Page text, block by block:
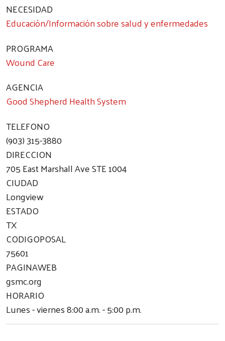
NECESIDAD
Educación/Información sobre salud y enfermedades
PROGRAMA
Wound Care
AGENCIA
Good Shepherd Health System
TELEFONO
(903) 315-3880
DIRECCION
705 East Marshall Ave STE 1004
CIUDAD
Longview
ESTADO
TX
CODIGOPOSAL
75601
PAGINAWEB
gsmc.org
HORARIO
Lunes - viernes 8:00 a.m. - 5:00 p.m.